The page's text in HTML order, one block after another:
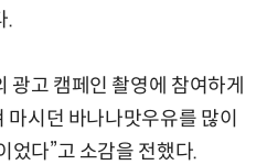
.
광고 캠페인 촬영에 참여하게
마시던 바나나맛우유를 많이
었다”고 소감을 전했다.